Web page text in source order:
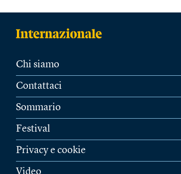
Chi siamo
Contattaci
Sommario
Festival
Privacy e cookie
Video